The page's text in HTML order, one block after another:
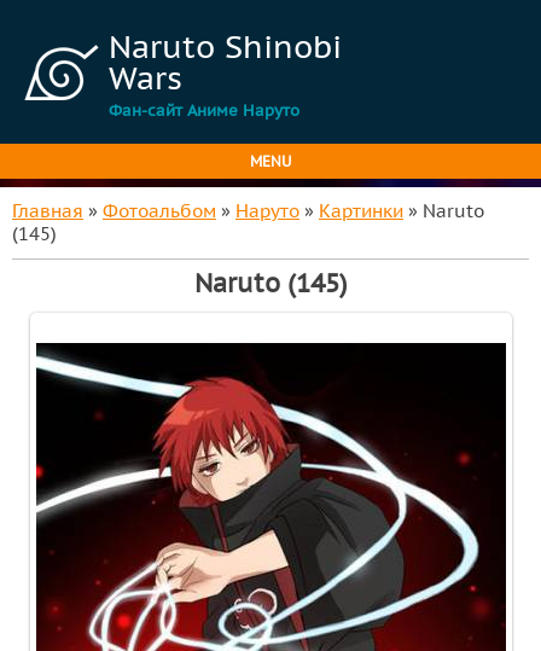
Naruto Shinobi
Wars
Фан-сайт Аниме Наруто
MENU
Главная » Фотоальбом » Наруто » Картинки » Naruto
(145)
Naruto (145)